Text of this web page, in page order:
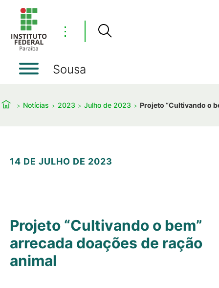
⋮
Sousa
Notícias 2023 Julho de 2023 Projeto “Cultivando o
14 DE JULHO DE 2023
Projeto “Cultivando o bem”
arrecada doações de ração
animal